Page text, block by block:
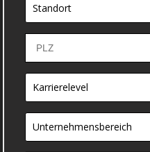
Standort
Karrierelevel
Unternehmensbereich